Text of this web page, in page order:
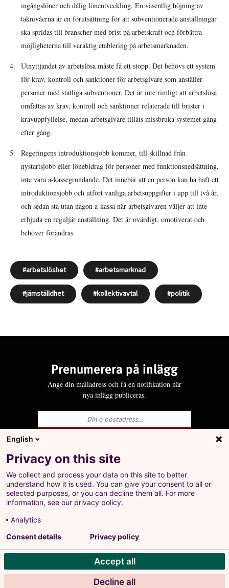
ingångslöner och dålig löneutveckling. En väsentlig höjning av
taknivåerna är en förutsättning för att subventionerade anställningar
ska spridas till branscher med brist på arbetskraft och förbättra
möjligheterna till varaktig etablering på arbetsmarknaden.
Utnyttjandet av arbetslösa måste få ett stopp. Det behövs ett system
för krav, kontroll och sanktioner för arbetsgivare som anställer
personer med statliga subventioner. Det är inte rimligt att arbetslösa
omfattas av krav, kontroll och sanktioner relaterade till brister i
kravuppfyllelse, medan arbetsgivare tillåts missbruka systemet gång
efter gång.
Regeringens introduktionsjobb kommer, till skillnad från
nystartsjobb eller lönebidrag för personer med funktionsnedsättning,
inte vara a-kassegrundande. Det innebär att en person kan ha haft ett
introduktionsjobb och utfört vanliga arbetsuppgifter i upp till två år,
och sedan stå utan någon a-kassa när arbetsgivaren väljer att inte
erbjuda en reguljär anställning. Det är ovärdigt, omotiverat och
behöver förändras.
arbetslöshet arbetsmarknad
jämställdhet kollektivavtal politik
Prenumerera på inlägg
Ange din mailadress och få en notifikation när
nya inlägg publiceras.
Ja, jag godkänner att LO behandlar mina
personuppgifter i enlighet med Integritets- och
personuppgiftspolicyn för LO.se.
Landsorganisationen i Sverige
Barnhusgatan 18 • 105 53 Stockholm
Tel: 08-796 25 00
Org.nr: 802001-9769
+
Prenumerera på inlägg
Ange din mailadress och få en notifikation när nya
Ja, jag godkänner att LO behandlar mina personuppgifter
i enlighet med Integritets- och personuppgiftspolicyn för
English
Privacy on this site
We collect and process your data on this site to better
understand how it is used. You can give your consent to all or
selected purposes, or you can decline them all. For more
information, see our privacy policy.
Analytics
Accept all
Decline all
Consent details Privacy policy